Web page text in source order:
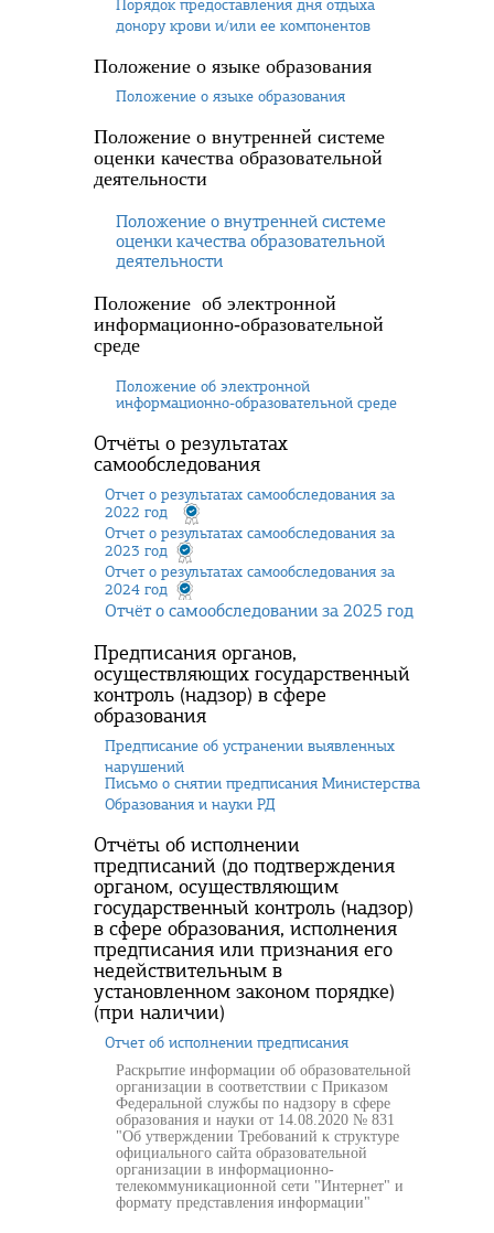
Порядок предоставления дня отдыха
донору крови и/или ее компонентов
Положение о языке образования
Положение о языке образования
Положение о внутренней системе
оценки качества образовательной
деятельности
Положение о внутренней системе
оценки качества образовательной
деятельности
Положение об электронной
информационно-образовательной
среде
Положение об электронной
информационно-образовательной среде
Отчёты о результатах
самообследования
Отчет о результатах самообследования за
2022 год
Отчет о результатах самообследования за
2023 год
Отчет о результатах самообследования за
2024 год
Отчёт о самообследовании за 2025 год
Предписания органов,
осуществляющих государственный
контроль (надзор) в сфере
образования
Предписание об устранении выявленных
нарушений
Письмо о снятии предписания Министерства
Образования и науки РД
Отчёты об исполнении
предписаний (до подтверждения
органом, осуществляющим
государственный контроль (надзор)
в сфере образования, исполнения
предписания или признания его
недействительным в
установленном законом порядке)
(при наличии)
Отчет об исполнении предписания
Раскрытие информации об образовательной
организации в соответствии с Приказом
Федеральной службы по надзору в сфере
образования и науки от 14.08.2020 № 831
"Об утверждении Требований к структуре
официального сайта образовательной
организации в информационно-
телекоммуникационной сети "Интернет" и
формату представления информации"